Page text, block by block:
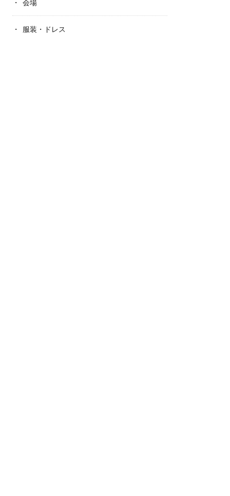
会場
服装・ドレス